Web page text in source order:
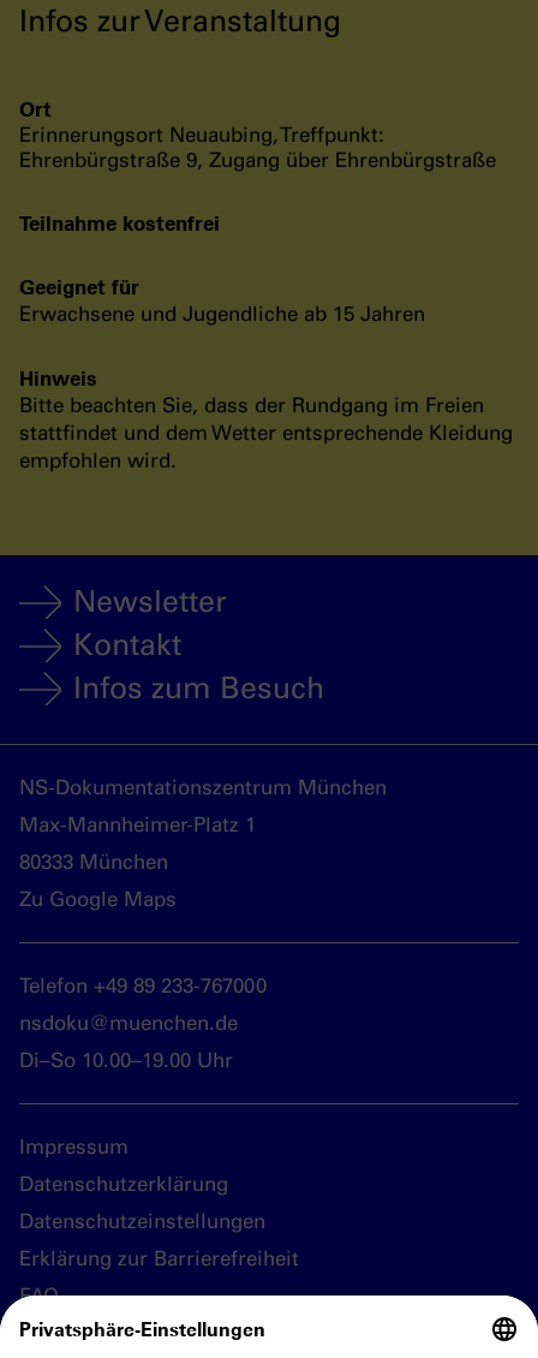
Infos zur Veranstaltung
Ort
Erinnerungsort Neuaubing, Treffpunkt:
Ehrenbürgstraße 9, Zugang über Ehrenbürgstraße
Teilnahme kostenfrei
Geeignet für
Erwachsene und Jugendliche ab 15 Jahren
Hinweis
Bitte beachten Sie, dass der Rundgang im Freien
stattfindet und dem Wetter entsprechende Kleidung
empfohlen wird.
Newsletter
Kontakt
Infos zum Besuch
NS-Dokumentationszentrum München
Max-Mannheimer-Platz 1
80333 München
Zu Google Maps
Telefon +49 89 233-767000
nsdoku@muenchen.de
Di–So 10.00–19.00 Uhr
Impressum
Datenschutzerklärung
Datenschutzeinstellungen
Erklärung zur Barrierefreiheit
FAQ